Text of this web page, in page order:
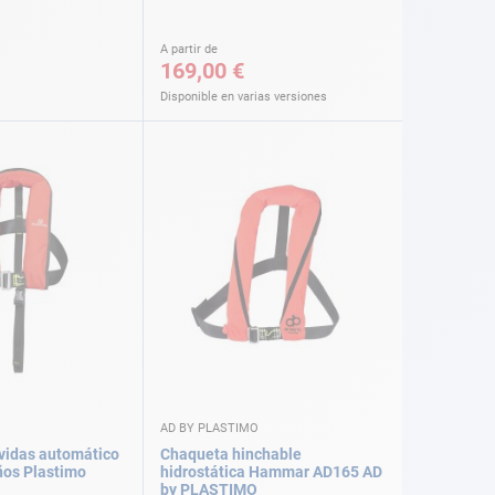
A partir de
169,00 €
Disponible en varias versiones
automático
Plastimo
AD BY PLASTIMO
Chaqueta hinchable
hidrostática Hammar AD165 AD
by PLASTIMO